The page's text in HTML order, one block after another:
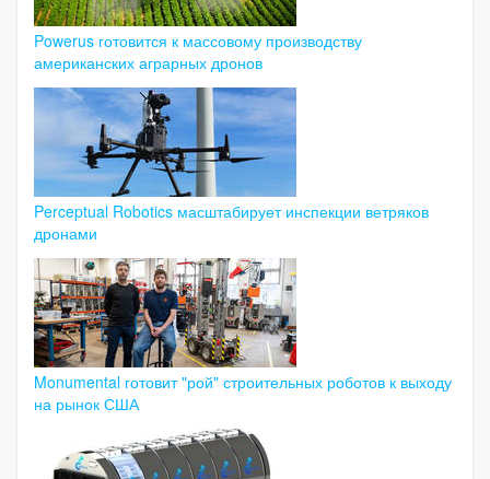
Powerus готовится к массовому производству
американских аграрных дронов
Perceptual Robotics масштабирует инспекции ветряков
дронами
Monumental готовит "рой" строительных роботов к выходу
на рынок США